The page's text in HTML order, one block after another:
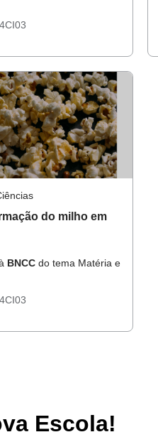
do milho em
BNCC do tema Matéria e
Escola!